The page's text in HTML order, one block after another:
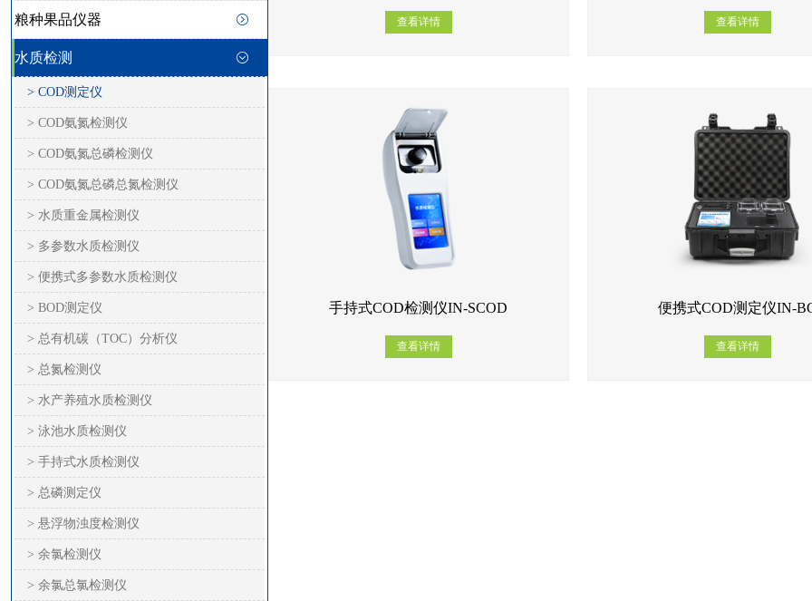
粮种果品仪器
水质检测
> COD测定仪
> COD氨氮检测仪
> COD氨氮总磷检测仪
> COD氨氮总磷总氮检测仪
> 水质重金属检测仪
> 多参数水质检测仪
> 便携式多参数水质检测仪
> BOD测定仪
> 总有机碳（TOC）分析仪
> 总氮检测仪
> 水产养殖水质检测仪
> 泳池水质检测仪
> 手持式水质检测仪
> 总磷测定仪
> 悬浮物浊度检测仪
> 余氯检测仪
> 余氯总氯检测仪
查看详情 查看详情
手持式COD检测仪IN-SCOD
查看详情
便携式COD测定仪IN-
查看详情